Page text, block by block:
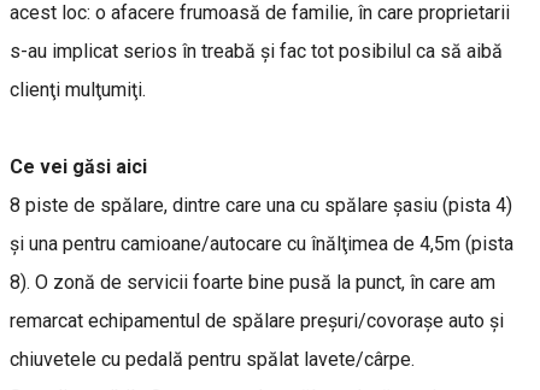
acest loc: o afacere frumoasă de familie, în care proprietarii
s-au implicat serios în treabă şi fac tot posibilul ca să aibă
clienţi mulţumiţi.
Ce vei găsi aici
8 piste de spălare, dintre care una cu spălare şasiu (pista 4)
şi una pentru camioane/autocare cu înălţimea de 4,5m (pista
8). O zonă de servicii foarte bine pusă la punct, în care am
remarcat echipamentul de spălare preşuri/covoraşe auto şi
chiuvetele cu pedală pentru spălat lavete/cârpe.